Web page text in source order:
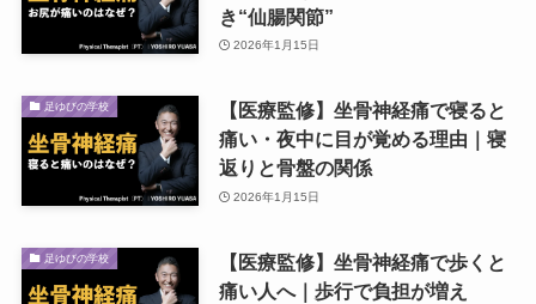
き“仙腸関節”
2026年1月15日
足ゆびの学校
【医療監修】坐骨神経痛で寝ると
痛い・夜中に目が覚める理由｜寝
返りと骨盤の関係
2026年1月15日
足ゆびの学校
【医療監修】坐骨神経痛で歩くと
痛い人へ｜歩行で負担が増え